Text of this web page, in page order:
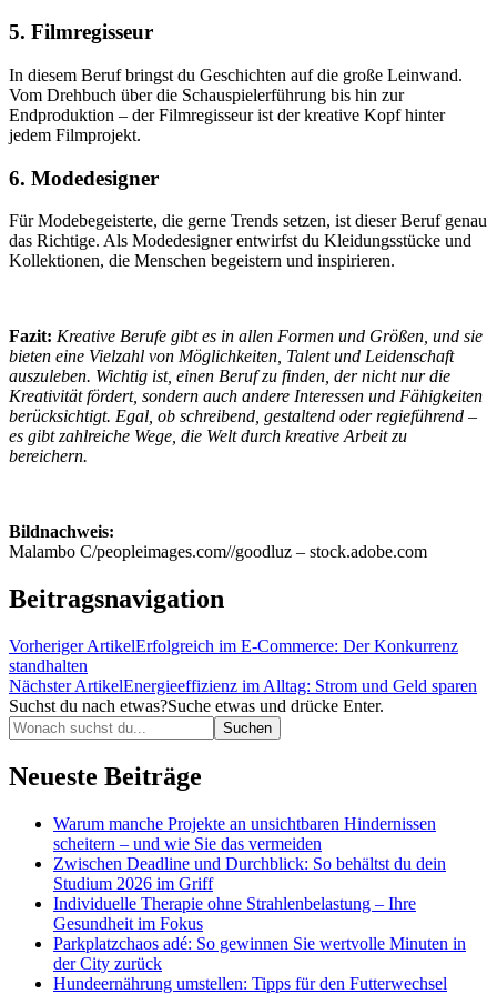
5. Filmregisseur
In diesem Beruf bringst du Geschichten auf die große Leinwand.
Vom Drehbuch über die Schauspielerführung bis hin zur
Endproduktion – der Filmregisseur ist der kreative Kopf hinter
jedem Filmprojekt.
6. Modedesigner
Für Modebegeisterte, die gerne Trends setzen, ist dieser Beruf genau
das Richtige. Als Modedesigner entwirfst du Kleidungsstücke und
Kollektionen, die Menschen begeistern und inspirieren.
Fazit: Kreative Berufe gibt es in allen Formen und Größen, und sie
bieten eine Vielzahl von Möglichkeiten, Talent und Leidenschaft
auszuleben. Wichtig ist, einen Beruf zu finden, der nicht nur die
Kreativität fördert, sondern auch andere Interessen und Fähigkeiten
berücksichtigt. Egal, ob schreibend, gestaltend oder regieführend –
es gibt zahlreiche Wege, die Welt durch kreative Arbeit zu
bereichern.
Bildnachweis:
Malambo C/peopleimages.com//goodluz – stock.adobe.com
Beitragsnavigation
Vorheriger ArtikelErfolgreich im E-Commerce: Der Konkurrenz
standhalten
Nächster ArtikelEnergieeffizienz im Alltag: Strom und Geld sparen
Suchst du nach etwas?Suche etwas und drücke Enter.
Neueste Beiträge
Warum manche Projekte an unsichtbaren Hindernissen
scheitern – und wie Sie das vermeiden
Zwischen Deadline und Durchblick: So behältst du dein
Studium 2026 im Griff
Individuelle Therapie ohne Strahlenbelastung – Ihre
Gesundheit im Fokus
Parkplatzchaos adé: So gewinnen Sie wertvolle Minuten in
der City zurück
Hundeernährung umstellen: Tipps für den Futterwechsel